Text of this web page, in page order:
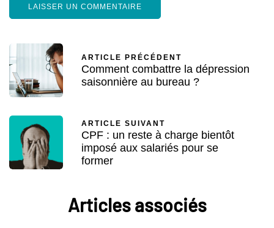
ARTICLE PRÉCÉDENT
Comment combattre la dépression
saisonnière au bureau ?
ARTICLE SUIVANT
CPF : un reste à charge bientôt
imposé aux salariés pour se
former
Articles associés